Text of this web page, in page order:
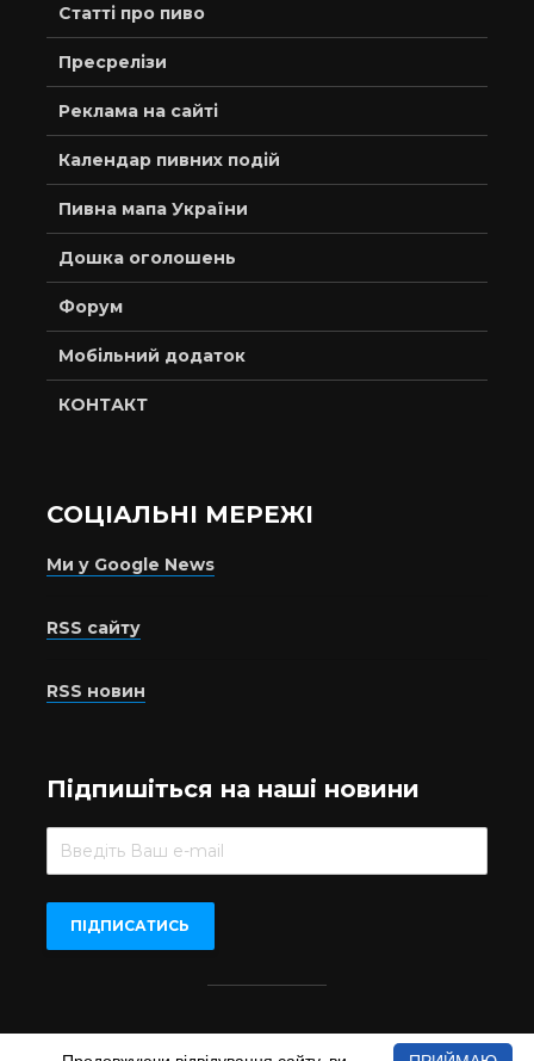
Статті про пиво
Пресрелізи
Реклама на сайті
Календар пивних подій
Пивна мапа України
Дошка оголошень
Форум
Мобільний додаток
КОНТАКТ
СОЦІАЛЬНІ МЕРЕЖІ
Ми у Google News
RSS сайту
RSS новин
Підпишіться на наші новини
Beer.UA © 2016-2022